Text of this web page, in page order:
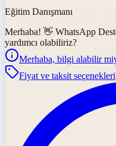
Eğitim Danışmanı
Merhaba! 👋 WhatsApp
yardımcı olabiliriz?
Merhaba, bilgi alabilir
Fiyat ve taksit seçenekleri